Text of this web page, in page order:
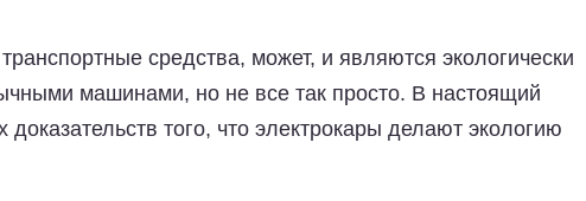
средства, может, и являются экологически
машинами, но не все так просто. В настоящий
того, что электрокары делают экологию